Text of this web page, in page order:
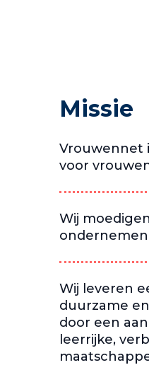
Missie
Vrouwennet
voor
Wij
Wij leveren
duurzame
door een
leerrijke,